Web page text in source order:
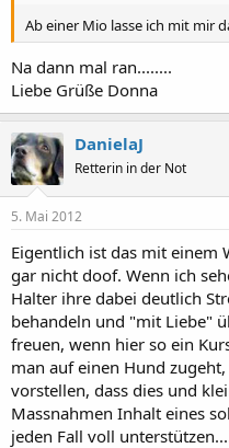
Ab einer Mio lasse ich mit mir
Na dann mal ran........
Liebe Grüße Donna
DanielaJ
Retterin in der Not
5. Mai 2012
Eigentlich ist das mit einem
gar nicht doof. Wenn ich
Halter ihre dabei deutlich
behandeln und "mit Liebe"
freuen, wenn hier so ein
man auf einen Hund
vorstellen, dass dies und
Massnahmen Inhalt eines
jeden Fall voll